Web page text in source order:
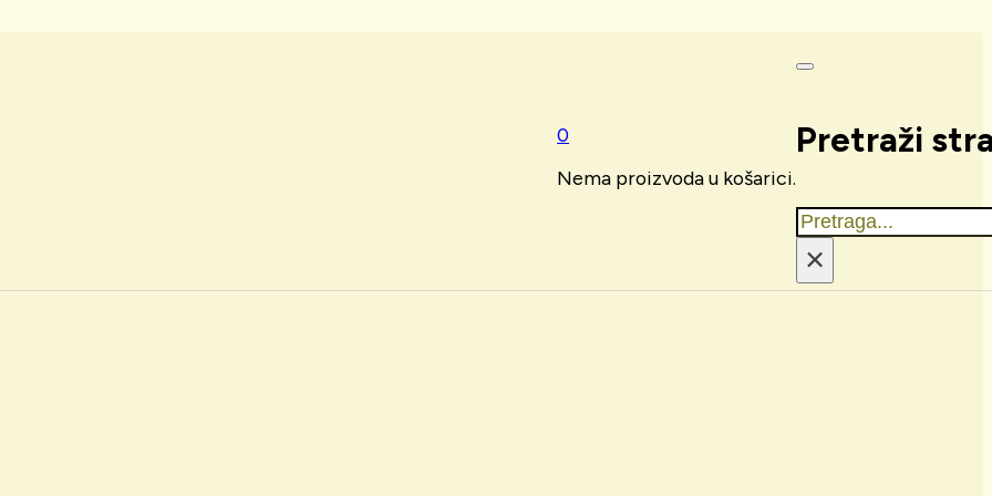
0
Nema proizvoda u košarici.
Pretraži
Traži
×